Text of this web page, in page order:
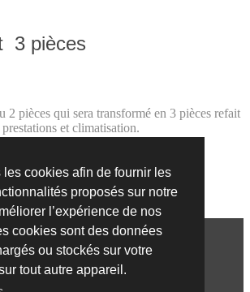
les cookies afin de fournir les
proposés sur notre
l’expérience de nos
cookies sont des données
ou stockés sur votre
tout autre appareil.
3 pièces
2 pièces qui sera transformé en 3 pièces refait
et climatisation.
Français Anglais Italien Russe Chinois
AGENCE BENEDETTI. TOUS DROITS
RESERVES.